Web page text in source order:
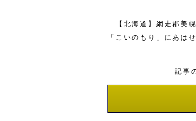
【北海道】網走郡美
「こいのもり」にあは
記事